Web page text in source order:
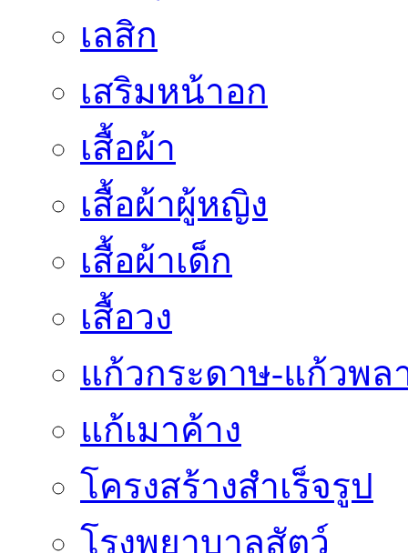
เลสิก
เสริมหน้าอก
เสื้อผ้า
เสื้อผ้าผู้หญิง
เสื้อผ้าเด็ก
เสื้อวง
แก้วกระดาษ-แก้วพล
แก้เมาค้าง
โครงสร้างสำเร็จรูป
โรงพยาบาลสัตว์